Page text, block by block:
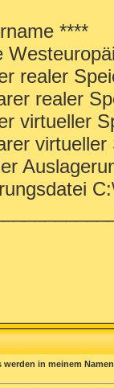
****
realer
realer
virtueller
werden in meinem